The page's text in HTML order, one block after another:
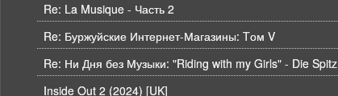
Re: La Musique - Часть 2
Re: Буржуйские Интернет-Магазины: Tом V
Re: Ни Дня без Музыки: "Riding with my Girls" - Die Spitz
Inside Out 2 (2024) [UK]